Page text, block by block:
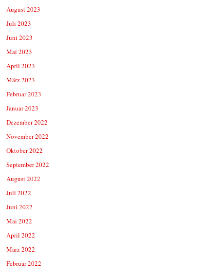
August 2023
Juli 2023
Juni 2023
Mai 2023
April 2023
März 2023
Februar 2023
Januar 2023
Dezember 2022
November 2022
Oktober 2022
September 2022
August 2022
Juli 2022
Juni 2022
Mai 2022
April 2022
März 2022
Februar 2022